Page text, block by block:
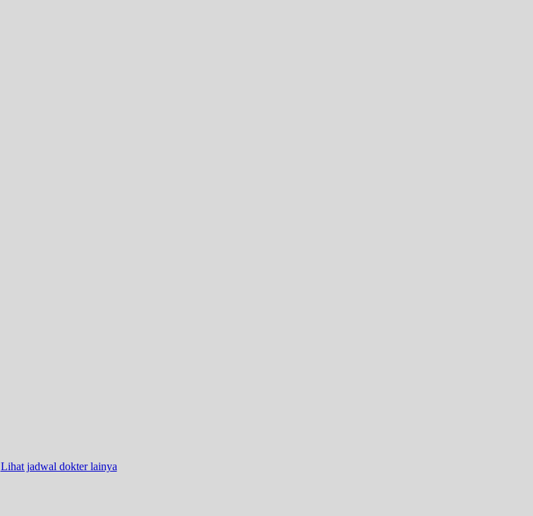
Lihat jadwal dokter lainya